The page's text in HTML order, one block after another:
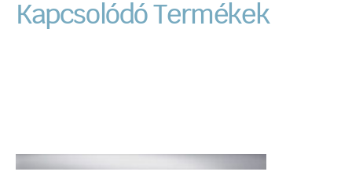
Kapcsolódó Termékek